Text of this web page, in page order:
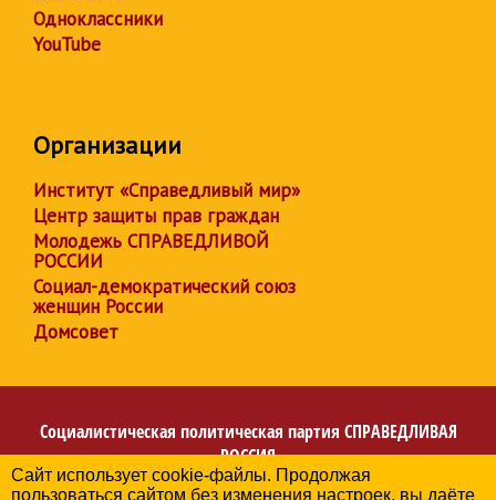
Одноклассники
YouTube
Организации
Институт «Справедливый мир»
Центр защиты прав граждан
Молодежь СПРАВЕДЛИВОЙ
РОССИИ
Социал-демократический союз
женщин России
Домсовет
Социалистическая политическая партия СПРАВЕДЛИВАЯ
РОССИЯ
Региональное отделение партии в Донецкой Народной
Сайт использует cookie-файлы. Продолжая
пользоваться сайтом без изменения настроек, вы даёте